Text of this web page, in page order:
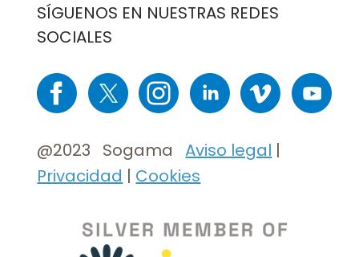
SÍGUENOS EN NUESTRAS REDES
SOCIALES
Imaxe Imaxe Imaxe Imaxe Imaxe Imaxe
@2023 SogamaAviso legal |
Privacidad | Cookies